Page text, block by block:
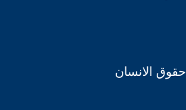
حقوق الانسان